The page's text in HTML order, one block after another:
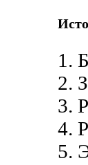
1.
2.
3.
4.
5.